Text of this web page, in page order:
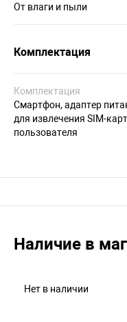
От влаги и пыли
Комплектация
Комплектация
Смартфон, адаптер
для извлечения SIM-
пользователя
Наличие в
Нет в наличии